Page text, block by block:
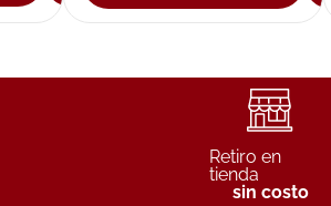
Retiro en
tienda
sin costo